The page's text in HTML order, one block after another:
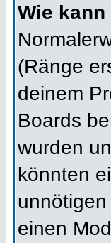
Wie
(Ränge
deinem
Boards
wurden
könnten
einen